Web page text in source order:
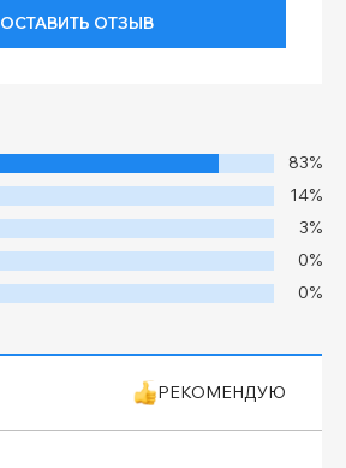
ОСТАВИТЬ ОТЗЫВ
83%
14%
3%
0%
0%
РЕКОМЕНДУЮ